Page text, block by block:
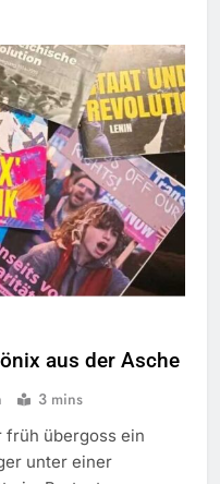
aus der Asche
3 mins
früh übergoss ein
unter einer